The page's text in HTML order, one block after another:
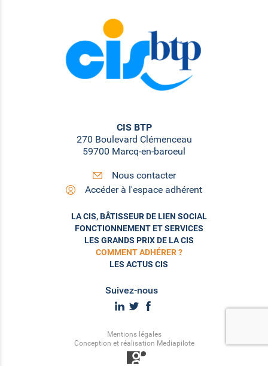
CIS BTP
270 Boulevard Clémenceau
59700 Marcq-en-baroeul
Nous contacter
Accéder à l'espace adhérent
LA CIS, BÂTISSEUR DE LIEN SOCIAL
FONCTIONNEMENT ET SERVICES
LES GRANDS PRIX DE LA CIS
COMMENT ADHÉRER ?
LES ACTUS CIS
Suivez-nous
Mentions légales
Conception et réalisation Mediapilote